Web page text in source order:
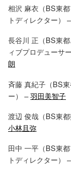
相沢 麻衣（BS東
トディレクター） –
長谷川 正（BS東
ィブプロデューサ
朗
斉藤 真紀子（BS
ー） –羽田美智子
渡辺 俊哉（BS東
小林且弥
田中 一平（BS東
トディレクター） –